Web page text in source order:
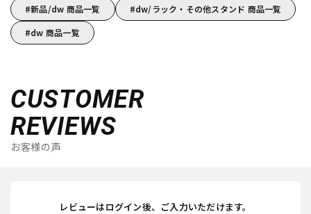
新品/dw 商品一覧
dw/ラック・その他スタンド 商品一覧
dw 商品一覧
CUSTOMER
REVIEWS
お客様の声
レビューはログイン後、ご入力いただけます。